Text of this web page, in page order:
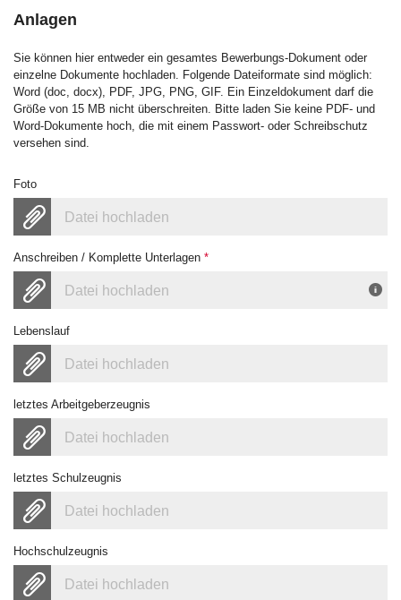
Anlagen
Sie können hier entweder ein gesamtes Bewerbungs-Dokument oder
einzelne Dokumente hochladen. Folgende Dateiformate sind möglich:
Word (doc, docx), PDF, JPG, PNG, GIF. Ein Einzeldokument darf die
Größe von 15 MB nicht überschreiten. Bitte laden Sie keine PDF- und
Word-Dokumente hoch, die mit einem Passwort- oder Schreibschutz
versehen sind.
Foto
Datei hochladen
Anschreiben / Komplette Unterlagen *
Datei hochladen
Lebenslauf
Datei hochladen
letztes Arbeitgeberzeugnis
Datei hochladen
letztes Schulzeugnis
Datei hochladen
Hochschulzeugnis
Datei hochladen